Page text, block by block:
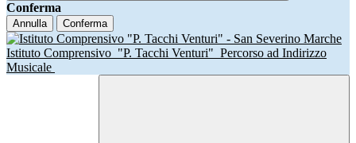
Conferma
Annulla Conferma
Istituto Comprensivo "P. Tacchi Venturi" Percorso ad Indirizzo
Musicale